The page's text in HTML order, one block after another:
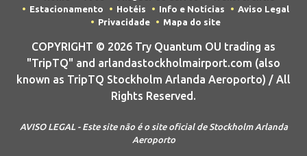
Estacionamento
Hotéis Info e Notícias
Aviso Legal
Privacidade
Mapa do site
COPYRIGHT © 2026 Try Quantum OU trading as
"TripTQ" and arlandastockholmairport.com (also
known as TripTQ Stockholm Arlanda Aeroporto) / All
Rights Reserved.
AVISO LEGAL - Este site não é o site oficial de Stockholm Arlanda
Aeroporto